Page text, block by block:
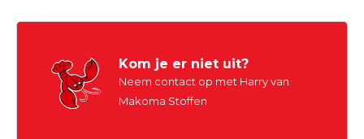
Kom je er niet uit?
Neem contact op met Harry van
Makoma Stoffen